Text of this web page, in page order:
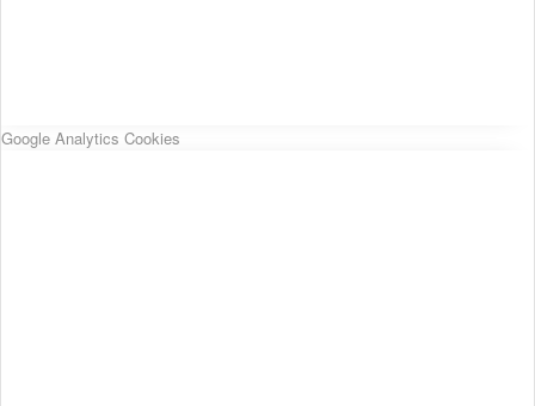
Google Analytics Cookies